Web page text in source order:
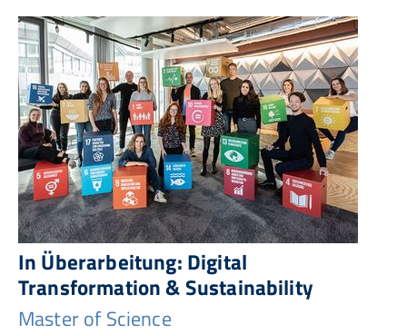
In Überarbeitung: Digital
Transformation & Sustainability
Master of Science